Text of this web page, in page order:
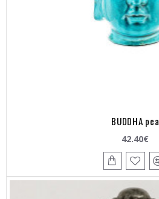
BUDDHA pea
42.40€